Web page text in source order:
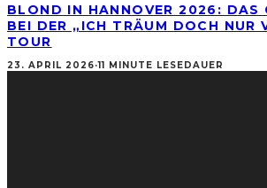
BLOND IN HANNOVER 2026: DAS
BEI DER „ICH TRÄUM DOCH NUR
TOUR
23. APRIL 2026·11 MINUTE LESEDAUER